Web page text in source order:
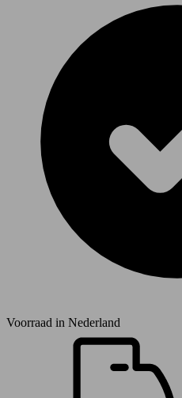
Voorraad in Nederland